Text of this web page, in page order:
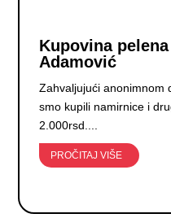
Kupovina
Adamović
Zahvaljujući anonimnom
smo kupili namirnice i
2.000rsd....
PROČITAJ VIŠE